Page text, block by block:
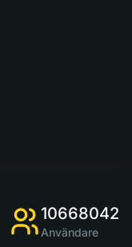
10668042
Användare